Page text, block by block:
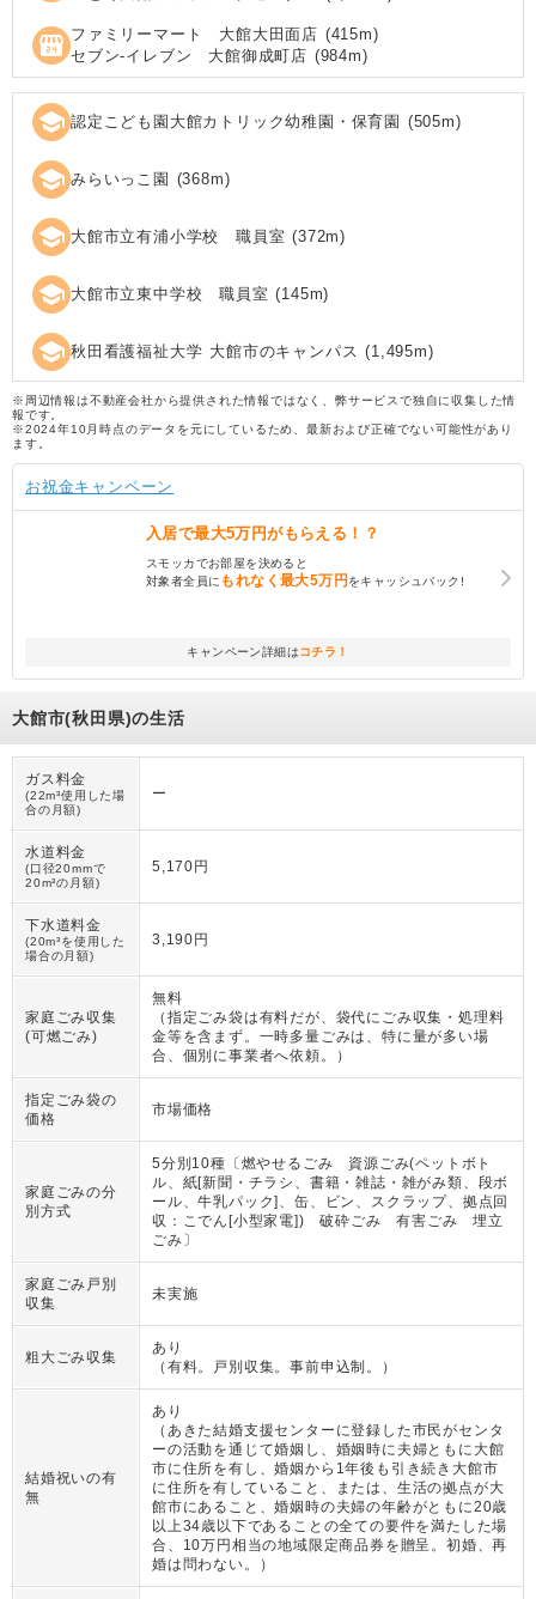
local_convenience_store ファミリーマート 大館大田面店 (415m)
セブン‐イレブン 大館御成町店 (984m)
school 認定こども園大館カトリック幼稚園・保育園 (505m)
school みらいっこ園 (368m)
school 大館市立有浦小学校 職員室 (372m)
school 大館市立東中学校 職員室 (145m)
school 秋田看護福祉大学 大館市のキャンパス (1,495m)
※周辺情報は不動産会社から提供された情報ではなく、弊サービスで独自に収集した情
報です。
※2024年10月時点のデータを元にしているため、最新および正確でない可能性があり
ます。
お祝金キャンペーン
入居で最大5万円がもらえる！？
スモッカでお部屋を決めると
対象者全員に もれなく最大5万円 をキャッシュバック!
キャンペーン詳細はコチラ！
大館市(秋田県)の生活
ガス料金
(22m³使用した場
合の月額)
ー
水道料金
(口径20mmで
20m³の月額)
5,170円
下水道料金
(20m³を使用した
場合の月額)
3,190円
家庭ごみ収集
(可燃ごみ)
無料
（ 指定ごみ袋は有料だが、袋代にごみ収集・処理料
金等を含まず。一時多量ごみは、特に量が多い場
合、個別に事業者へ依頼。
）
指定ごみ袋の
価格
市場価格
家庭ごみの分
別方式
5分別10種〔燃やせるごみ 資源ごみ(ペットボト
ル、紙[新聞・チラシ、書籍・雑誌・雑がみ類、段ボ
ール、牛乳パック]、缶、ビン、スクラップ、拠点回
収：こでん[小型家電]) 破砕ごみ 有害ごみ 埋立
ごみ〕
家庭ごみ戸別
収集
未実施
粗大ごみ収集
あり
（ 有料。戸別収集。事前申込制。 ）
結婚祝いの有
無
あり
（ あきた結婚支援センターに登録した市民がセンタ
ーの活動を通じて婚姻し、婚姻時に夫婦ともに大館
市に住所を有し、婚姻から1年後も引き続き大館市
に住所を有していること、または、生活の拠点が大
館市にあること、婚姻時の夫婦の年齢がともに20歳
以上34歳以下であることの全ての要件を満たした場
合、10万円相当の地域限定商品券を贈呈。初婚、再
婚は問わない。
）